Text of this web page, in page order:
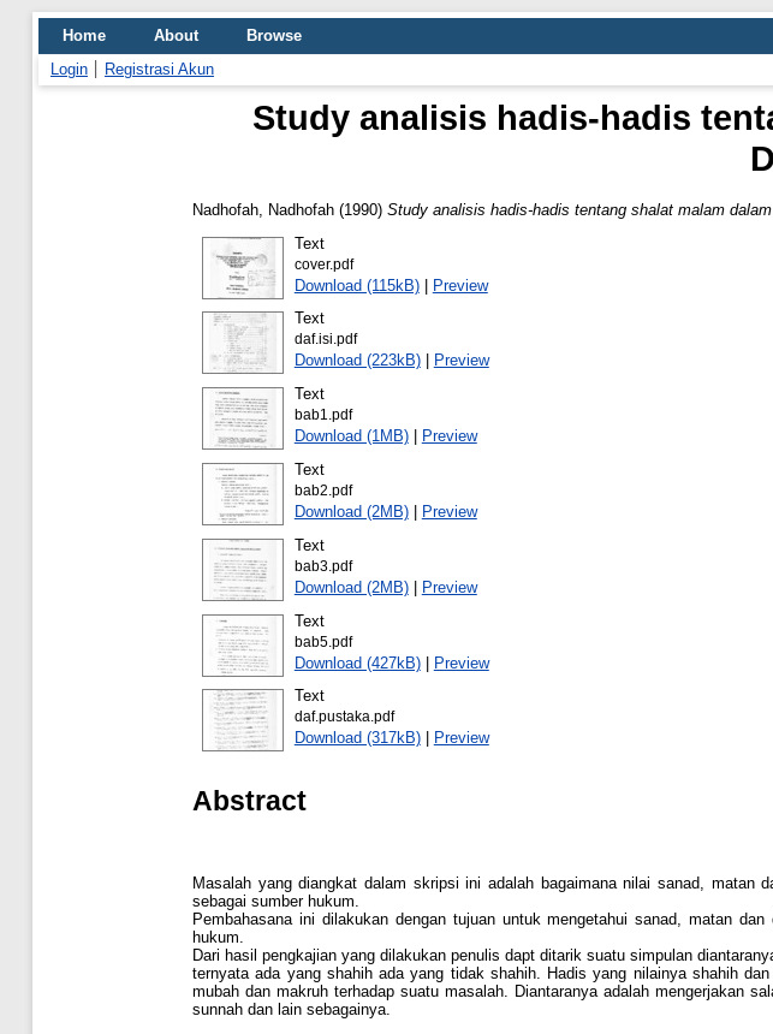
Home About
Browse
Login
Registrasi Akun
Study analisis hadis-hadis
Nadhofah, Nadhofah (1990) Study analisis hadis-hadis tentang shalat malam
Text
cover.pdf
Download (115kB)| Preview
Text
daf.isi.pdf
Download (223kB)|
Preview
Text
bab1.pdf
Download (1MB)|
Preview
Text
bab2.pdf
Download (2MB)|
Preview
Text
bab3.pdf
Download (2MB)|
Preview
Text
bab5.pdf
Download (427kB)| Preview
Text
daf.pustaka.pdf
Download (317kB)| Preview
Abstract
Masalah yang diangkat dalam skripsi ini adalah bagaimana nilai sanad, matan
sebagai sumber hukum.
Pembahasana ini dilakukan dengan tujuan untuk mengetahui sanad, matan
hukum.
Dari hasil pengkajian yang dilakukan penulis dapt ditarik suatu simpulan
ternyata ada yang shahih ada yang tidak shahih. Hadis yang nilainya shahih
mubah dan makruh terhadap suatu masalah. Diantaranya adalah mengerjakan
sunnah dan lain sebagainya.